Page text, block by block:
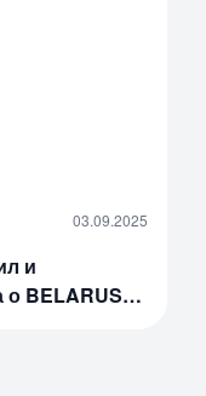
03.09.2025
и
о BELARUS